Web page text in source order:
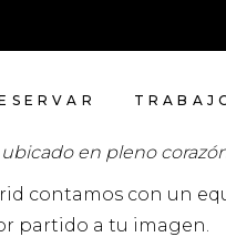
en pleno
contamos con un
partido a tu imagen.